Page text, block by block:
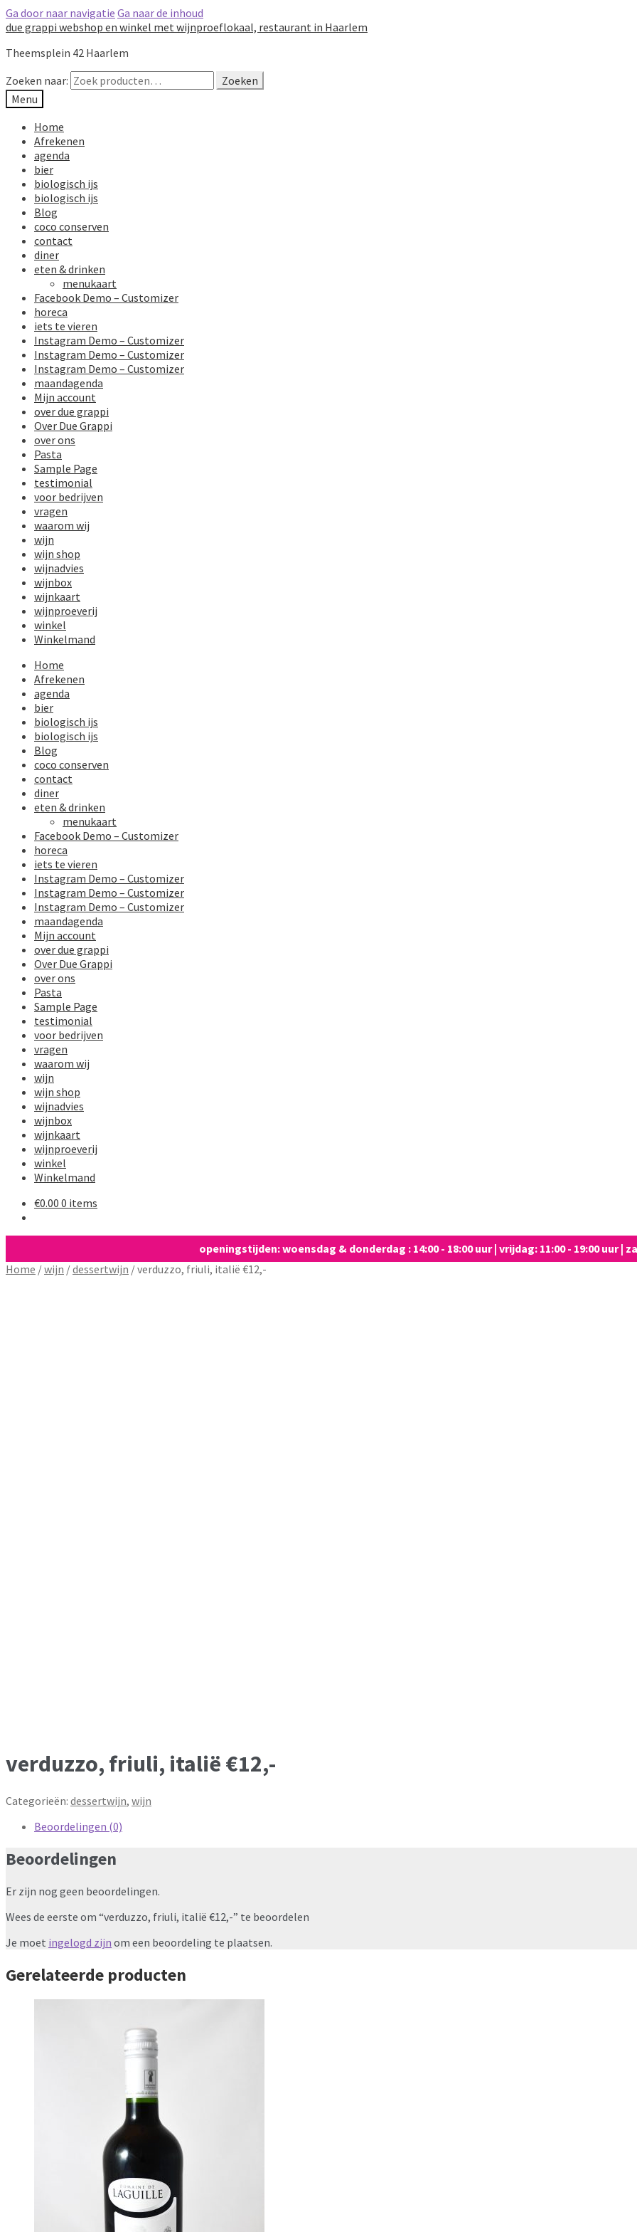
Ga door naar navigatie Ga naar de inhoud
due grappi webshop en winkel met wijnproeflokaal, restaurant in Haarlem
Theemsplein 42 Haarlem
Zoeken naar:
Zoeken
Menu
Home
Afrekenen
agenda
bier
biologisch ijs
biologisch ijs
Blog
coco conserven
contact
diner
eten & drinken
menukaart
Facebook Demo – Customizer
horeca
iets te vieren
Instagram Demo – Customizer
Instagram Demo – Customizer
Instagram Demo – Customizer
maandagenda
Mijn account
over due grappi
Over Due Grappi
over ons
Pasta
Sample Page
testimonial
voor bedrijven
vragen
waarom wij
wijn
wijn shop
wijnadvies
wijnbox
wijnkaart
wijnproeverij
winkel
Winkelmand
Home
Afrekenen
agenda
bier
biologisch ijs
biologisch ijs
Blog
coco conserven
contact
diner
eten & drinken
menukaart
Facebook Demo – Customizer
horeca
iets te vieren
Instagram Demo – Customizer
Instagram Demo – Customizer
Instagram Demo – Customizer
maandagenda
Mijn account
over due grappi
Over Due Grappi
over ons
Pasta
Sample Page
testimonial
voor bedrijven
vragen
waarom wij
wijn
wijn shop
wijnadvies
wijnbox
wijnkaart
wijnproeverij
winkel
Winkelmand
€0.00 0 items
openingstijden: woensdag & donderdag : 14:00 - 18:00 uur | vrijdag: 11:00 - 19:00 uur |
Home /wijn /dessertwijn /verduzzo, friuli, italië €12,-
verduzzo, friuli, italië €12,-
Categorieën: dessertwijn, wijn
Beoordelingen (0)
Beoordelingen
Er zijn nog geen beoordelingen.
Wees de eerste om “verduzzo, friuli, italië €12,-” te beoordelen
Je moet ingelogd zijn om een beoordeling te plaatsen.
Gerelateerde producten